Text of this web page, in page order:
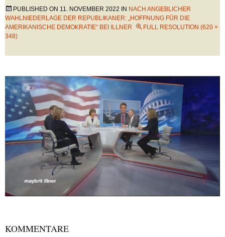
PUBLISHED ON 11. NOVEMBER 2022 IN NACH ANGEBLICHER
WAHLNIEDERLAGE DER REPUBLIKANER: „HOFFNUNG FÜR DIE
AMERIKANISCHE DEMOKRATIE“ BEI ILLNER
FULL RESOLUTION (620 ×
348)
KOMMENTARE